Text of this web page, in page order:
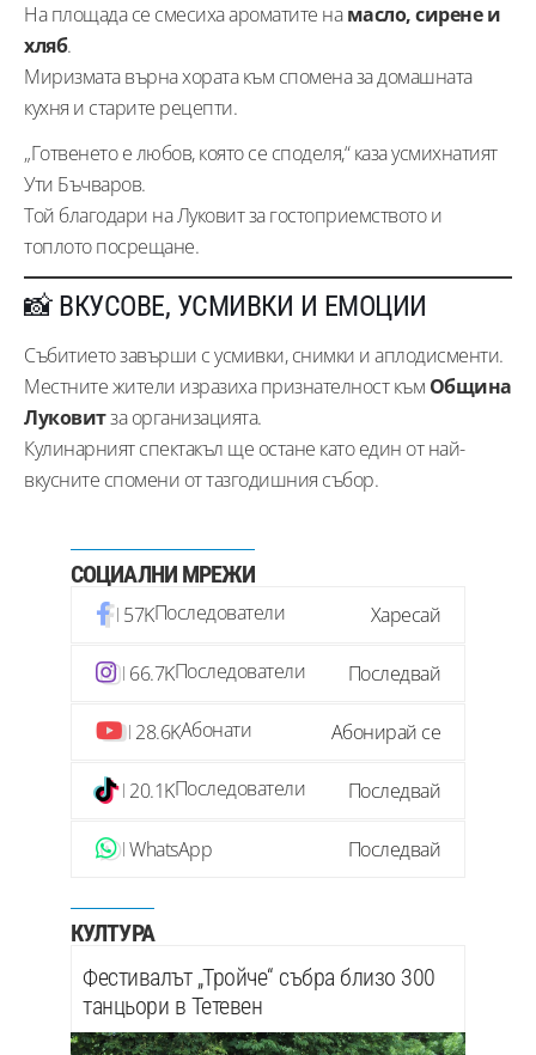
На площада се смесиха ароматите намасло, сирене и
хляб.
Миризмата върна хората към спомена за домашната
кухня и старите рецепти.
„Готвенето е любов, която се споделя,“ каза усмихнатият
Ути Бъчваров.
Той благодари на Луковит за гостоприемството и
топлото посрещане.
📸 ВКУСОВЕ, УСМИВКИ И ЕМОЦИИ
Събитието завърши с усмивки, снимки и аплодисменти.
Местните жители изразиха признателност към Община
Луковитза организацията.
Кулинарният спектакъл ще остане като един от най-
вкусните спомени от тазгодишния събор.
СОЦИАЛНИ МРЕЖИ
57KПоследователи Харесай
66.7KПоследователи Последвай
28.6KАбонати Абонирай се
20.1KПоследователи Последвай
WhatsApp Последвай
КУЛТУРА
Фестивалът „Тройче“ събра близо 300
танцьори в Тетевен